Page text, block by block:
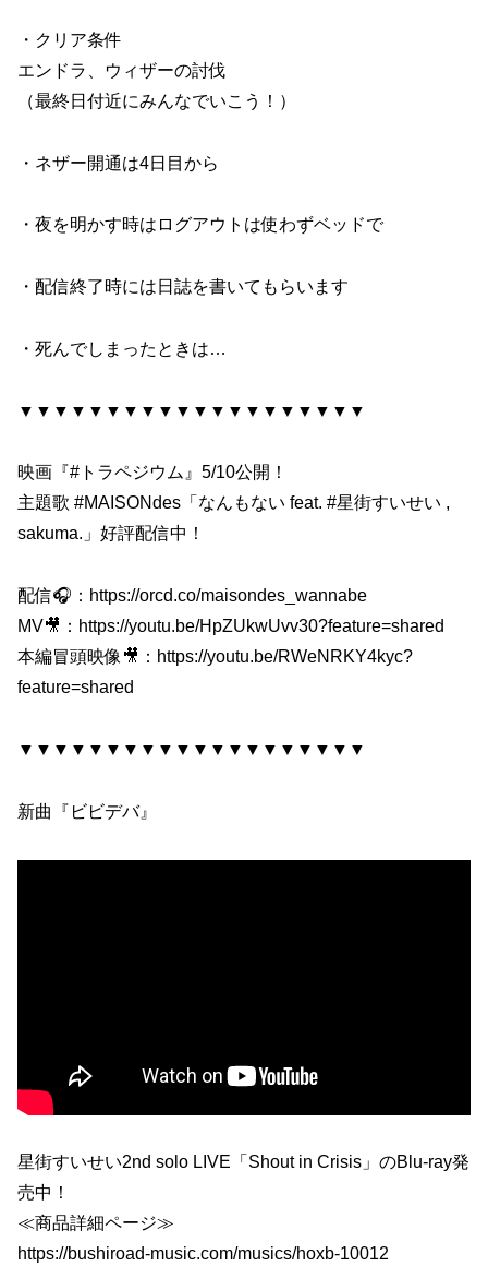
・クリア条件
エンドラ、ウィザーの討伐
（最終日付近にみんなでいこう！）
・ネザー開通は4日目から
・夜を明かす時はログアウトは使わずベッドで
・配信終了時には日誌を書いてもらいます
・死んでしまったときは…
▼▼▼▼▼▼▼▼▼▼▼▼▼▼▼▼▼▼▼▼
映画『#トラペジウム』5/10公開！
主題歌 #MAISONdes「なんもない feat. #星街すいせい ,
sakuma.」好評配信中！
配信🎧：https://orcd.co/maisondes_wannabe
MV🎥：https://youtu.be/HpZUkwUvv30?feature=shared
本編冒頭映像🎥：https://youtu.be/RWeNRKY4kyc?
feature=shared
▼▼▼▼▼▼▼▼▼▼▼▼▼▼▼▼▼▼▼▼
新曲『ビビデバ』
星街すいせい2nd solo LIVE「Shout in Crisis」のBlu-ray発
売中！
≪商品詳細ページ≫
https://bushiroad-music.com/musics/hoxb-10012